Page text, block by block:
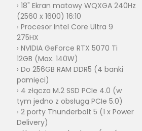
› 18" Ekran matowy WQXGA 240Hz
(2560 x 1600) 16:10
› Procesor Intel Core Ultra 9
275HX
› NVIDIA GeForce RTX 5070 Ti
12GB (Max. 140W)
› Do 256GB RAM DDR5 (4 banki
pamięci)
› 4 złącza M.2 SSD PCIe 4.0 (w
tym jedno z obsługą PCIe 5.0)
› 2 porty Thunderbolt 5 (1 x Power
Delivery)